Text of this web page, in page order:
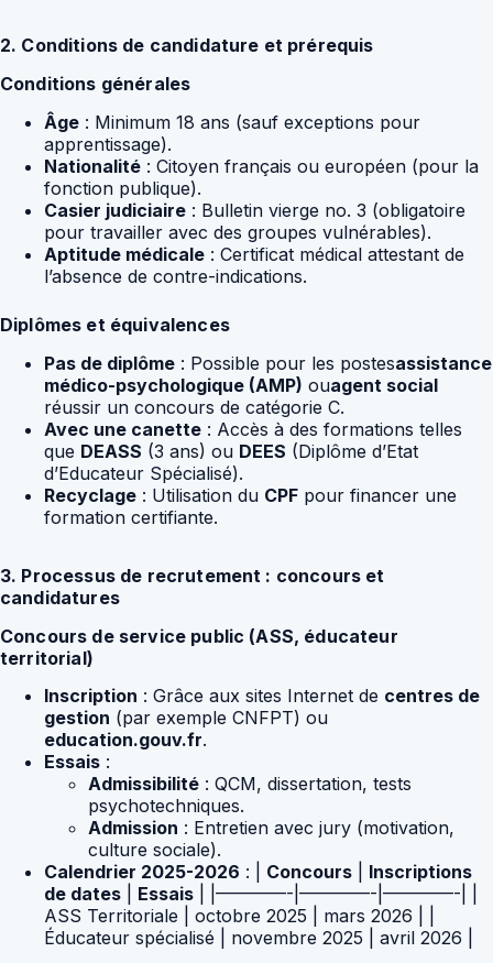
2. Conditions de candidature et prérequis
Conditions générales
Âge : Minimum 18 ans (sauf exceptions pour
apprentissage).
Nationalité : Citoyen français ou européen (pour la
fonction publique).
Casier judiciaire : Bulletin vierge no. 3 (obligatoire
pour travailler avec des groupes vulnérables).
Aptitude médicale : Certificat médical attestant de
l’absence de contre-indications.
Diplômes et équivalences
Pas de diplôme : Possible pour les postesassistance
médico-psychologique (AMP) ouagent social
réussir un concours de catégorie C.
Avec une canette : Accès à des formations telles
que DEASS (3 ans) ou DEES (Diplôme d’Etat
d’Educateur Spécialisé).
Recyclage : Utilisation du CPF pour financer une
formation certifiante.
3. Processus de recrutement : concours et
candidatures
Concours de service public (ASS, éducateur
territorial)
Inscription : Grâce aux sites Internet de centres de
gestion (par exemple CNFPT) ou
education.gouv.fr.
Essais :
Admissibilité : QCM, dissertation, tests
psychotechniques.
Admission : Entretien avec jury (motivation,
culture sociale).
Calendrier 2025-2026 : | Concours
Inscriptions
de dates
Essais | |————-|————-|————-| |
ASS Territoriale | octobre 2025 | mars 2026 | |
Éducateur spécialisé | novembre 2025 | avril 2026 |